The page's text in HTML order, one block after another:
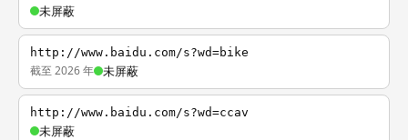
未屏蔽
http://www.baidu.com/s?wd=bike
截至 2026 年 未屏蔽
http://www.baidu.com/s?wd=ccav
未屏蔽